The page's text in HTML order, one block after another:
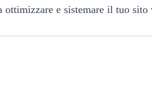
e sistemare il tuo sito